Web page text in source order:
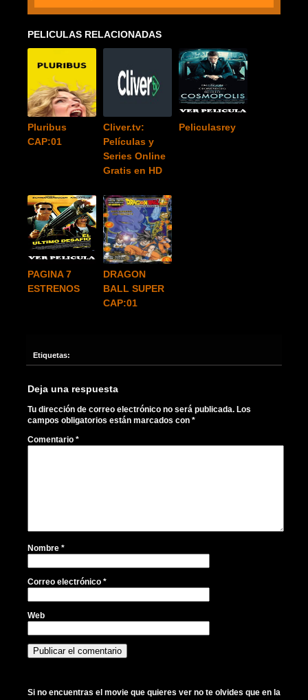
PELICULAS RELACIONADAS
Pluribus
CAP:01
Cliver.tv:
Películas y
Series Online
Gratis en HD
Peliculasrey
PAGINA 7
ESTRENOS
DRAGON
BALL SUPER
CAP:01
Etiquetas:
Deja una respuesta
Tu dirección de correo electrónico no será publicada. Los
campos obligatorios están marcados con *
Comentario *
Nombre *
Correo electrónico *
Web
Si no encuentras el movie que quieres ver no te olvides que en la